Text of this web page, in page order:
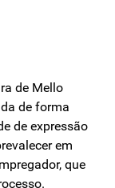
de Mello
de forma
de expressão
em
que